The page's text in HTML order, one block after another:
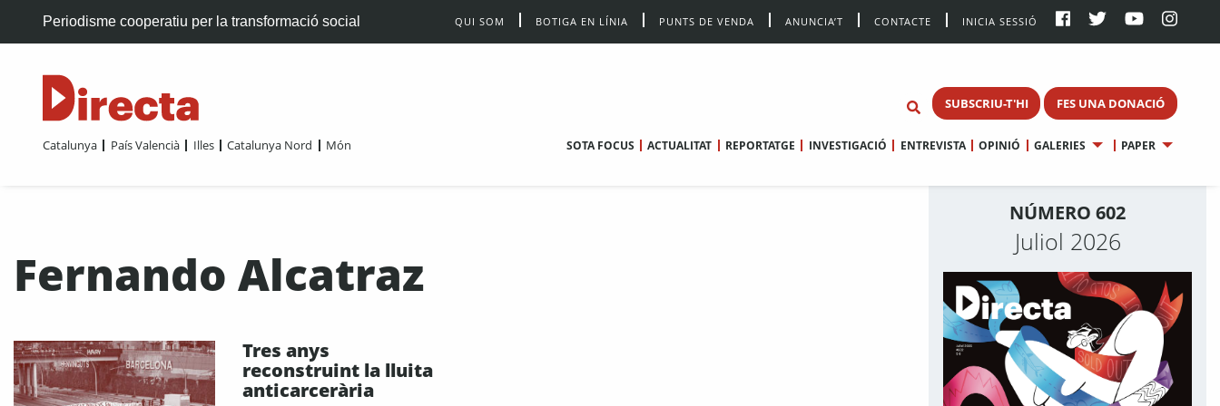
Periodisme cooperatiu per la transformació social QUI SOM BOTIGA EN LÍNIA PUNTS DE VENDA ANUNCIA’T CONTACTE INICIA SESSIÓ
SUBSCRIU-T'HI FES UNA DONACIÓ
Catalunya País Valencià Illes Catalunya Nord Món SOTA FOCUS ACTUALITAT REPORTATGE INVESTIGACIÓ ENTREVISTA OPINIÓ GALERIES PAPER
Fernando Alcatraz
Tres anys
reconstruint la lluita
anticarcerària
NÚMERO 602
Juliol 2026